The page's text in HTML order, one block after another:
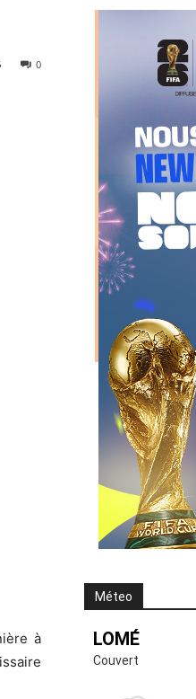
0
à
Méteo
LOMÉ
Couvert